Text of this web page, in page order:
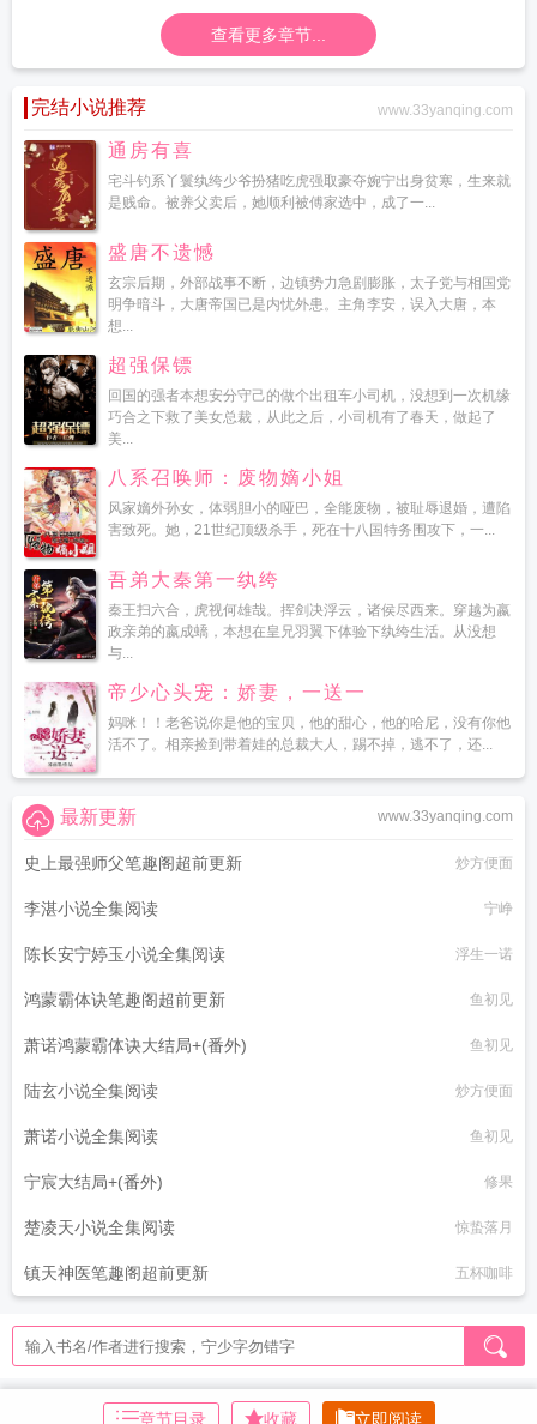
查看更多章节...
完结小说推荐 www.33yanqing.com
通房有喜
宅斗钓系丫鬟纨绔少爷扮猪吃虎强取豪夺婉宁出身贫寒，生来就
是贱命。被养父卖后，她顺利被傅家选中，成了一...
盛唐不遗憾
玄宗后期，外部战事不断，边镇势力急剧膨胀，太子党与相国党
明争暗斗，大唐帝国已是内忧外患。主角李安，误入大唐，本
想...
超强保镖
回国的强者本想安分守己的做个出租车小司机，没想到一次机缘
巧合之下救了美女总裁，从此之后，小司机有了春天，做起了
美...
八系召唤师：废物嫡小姐
风家嫡外孙女，体弱胆小的哑巴，全能废物，被耻辱退婚，遭陷
害致死。她，21世纪顶级杀手，死在十八国特务围攻下，一...
吾弟大秦第一纨绔
秦王扫六合，虎视何雄哉。挥剑决浮云，诸侯尽西来。穿越为嬴
政亲弟的嬴成蟜，本想在皇兄羽翼下体验下纨绔生活。从没想
与...
帝少心头宠：娇妻，一送一
妈咪！！老爸说你是他的宝贝，他的甜心，他的哈尼，没有你他
活不了。相亲捡到带着娃的总裁大人，踢不掉，逃不了，还...
www.33yanqing.com
最新更新
史上最强师父笔趣阁超前更新 炒方便面
李湛小说全集阅读 宁峥
陈长安宁婷玉小说全集阅读 浮生一诺
鸿蒙霸体诀笔趣阁超前更新 鱼初见
萧诺鸿蒙霸体诀大结局+(番外) 鱼初见
陆玄小说全集阅读 炒方便面
萧诺小说全集阅读 鱼初见
宁宸大结局+(番外) 修果
楚凌天小说全集阅读 惊蛰落月
镇天神医笔趣阁超前更新 五杯咖啡
章节目录 收藏 立即阅读